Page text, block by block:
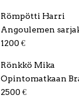
Römpötti Harri
Angoulemen
1200 €
Rönkkö Mika
Opintomatkaan
2500 €